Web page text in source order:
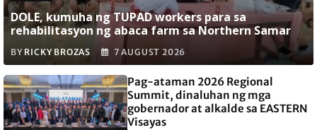
DOLE, kumuha ng TUPAD workers para sa
rehabilitasyon ng abaca farm sa Northern Samar
BY RICKY BROZAS 7 AUGUST 2026
Pag-ataman 2026 Regional
Summit, dinaluhan ng mga
gobernador at alkalde sa EASTERN
Visayas